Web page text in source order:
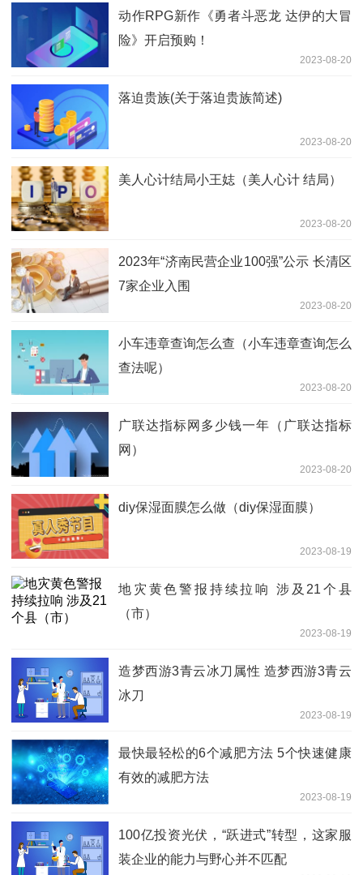
动作RPG新作《勇者斗恶龙 达伊的大冒
险》开启预购！
2023-08-20
落迫贵族(关于落迫贵族简述)
2023-08-20
美人心计结局小王娡（美人心计 结局）
2023-08-20
2023年“济南民营企业100强”公示 长清区
7家企业入围
2023-08-20
小车违章查询怎么查（小车违章查询怎么
查法呢）
2023-08-20
广联达指标网多少钱一年（广联达指标
网）
2023-08-20
diy保湿面膜怎么做（diy保湿面膜）
2023-08-19
地灾黄色警报持续拉响 涉及21个县
（市）
2023-08-19
造梦西游3青云冰刀属性 造梦西游3青云
冰刀
2023-08-19
最快最轻松的6个减肥方法 5个快速健康
有效的减肥方法
2023-08-19
100亿投资光伏，“跃进式”转型，这家服
装企业的能力与野心并不匹配